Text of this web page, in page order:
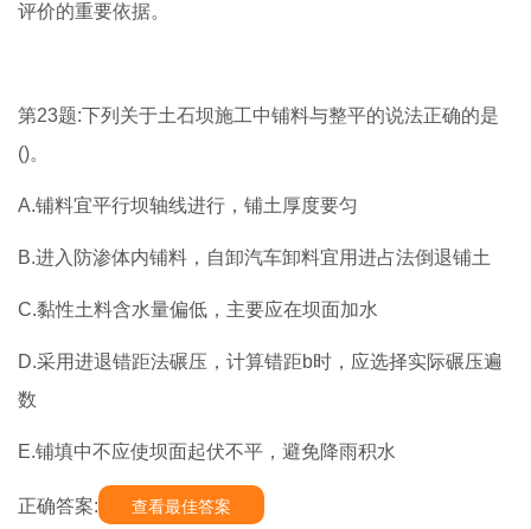
评价的重要依据。
第23题:下列关于土石坝施工中铺料与整平的说法正确的是
()。
A.铺料宜平行坝轴线进行，铺土厚度要匀
B.进入防渗体内铺料，自卸汽车卸料宜用进占法倒退铺土
C.黏性土料含水量偏低，主要应在坝面加水
D.采用进退错距法碾压，计算错距b时，应选择实际碾压遍
数
E.铺填中不应使坝面起伏不平，避免降雨积水
正确答案: 查看最佳答案